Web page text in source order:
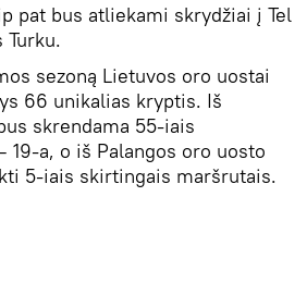
pat bus atliekami skrydžiai į Tel
sezoną Lietuvos oro uostai
66 unikalias kryptis. Iš
skrendama 55-iais
19-a, o iš Palangos oro uosto
5-iais skirtingais maršrutais.